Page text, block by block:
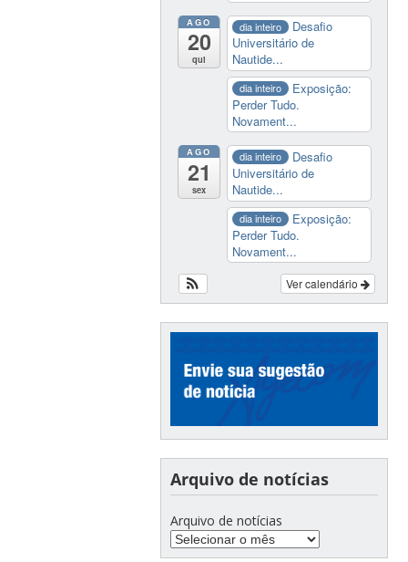
AGO
20
qui
dia inteiro
Desafio
Universitário de
Nautide...
dia inteiro
Exposição:
Perder Tudo.
Novament...
AGO
21
sex
dia inteiro
Desafio
Universitário de
Nautide...
dia inteiro
Exposição:
Perder Tudo.
Novament...
Ver calendário
Arquivo de notícias
Arquivo de notícias